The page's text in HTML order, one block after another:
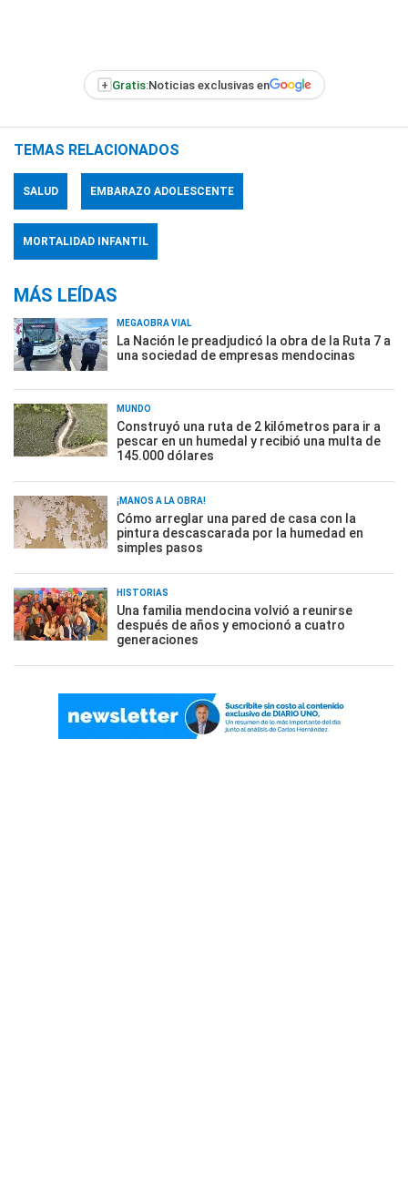
+ Gratis:Noticias exclusivas en
TEMAS RELACIONADOS
SALUD EMBARAZO ADOLESCENTE
MORTALIDAD INFANTIL
MÁS LEÍDAS
MEGAOBRA VIAL
La Nación le preadjudicó la obra de la Ruta 7 a
una sociedad de empresas mendocinas
MUNDO
Construyó una ruta de 2 kilómetros para ir a
pescar en un humedal y recibió una multa de
145.000 dólares
¡MANOS A LA OBRA!
Cómo arreglar una pared de casa con la
pintura descascarada por la humedad en
simples pasos
HISTORIAS
Una familia mendocina volvió a reunirse
después de años y emocionó a cuatro
generaciones